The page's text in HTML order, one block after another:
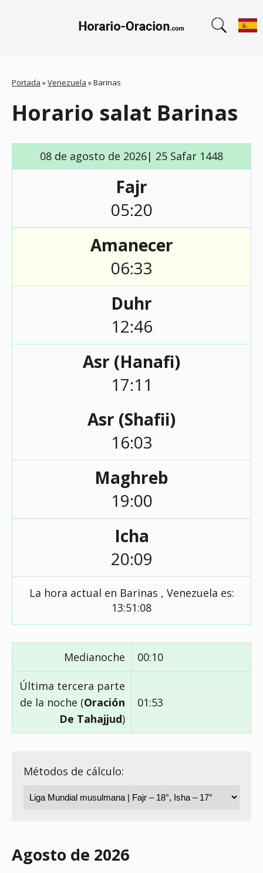
Portada »Venezuela »Barinas
Horario salat Barinas
08 de agosto de 2026| 25 Safar 1448
Fajr
05:20
Amanecer
06:33
Duhr
12:46
Asr (Hanafi)
17:11
Asr (Shafii)
16:03
Maghreb
19:00
Icha
20:09
La hora actual en Barinas , Venezuela es:
13:51:09
Medianoche 00:10
Última tercera parte
de la noche (Oración
De Tahajjud)
01:53
Métodos de cálculo:
Agosto de 2026